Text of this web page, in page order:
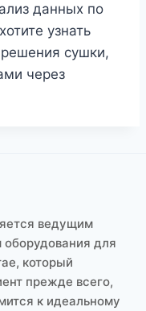
данных по
узнать
сушки,
через
ведущим
для
который
прежде всего,
к идеальному